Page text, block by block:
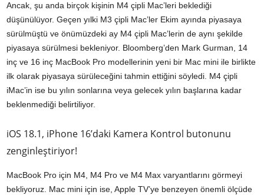
Ancak, şu anda birçok kişinin M4 çipli Mac’leri beklediği
düşünülüyor. Geçen yılki M3 çipli Mac’ler Ekim ayında piyasaya
sürülmüştü ve önümüzdeki ay M4 çipli Mac’lerin de aynı şekilde
piyasaya sürülmesi bekleniyor. Bloomberg’den Mark Gurman, 14
inç ve 16 inç MacBook Pro modellerinin yeni bir Mac mini ile birlikte
ilk olarak piyasaya sürüleceğini tahmin ettiğini söyledi. M4 çipli
iMac’in ise bu yılın sonlarına veya gelecek yılın başlarına kadar
beklenmediği belirtiliyor.
iOS 18.1, iPhone 16’daki Kamera Kontrol butonunu
zenginleştiriyor!
MacBook Pro için M4, M4 Pro ve M4 Max varyantlarını görmeyi
bekliyoruz. Mac mini için ise, Apple TV’ye benzeyen önemli ölçüde